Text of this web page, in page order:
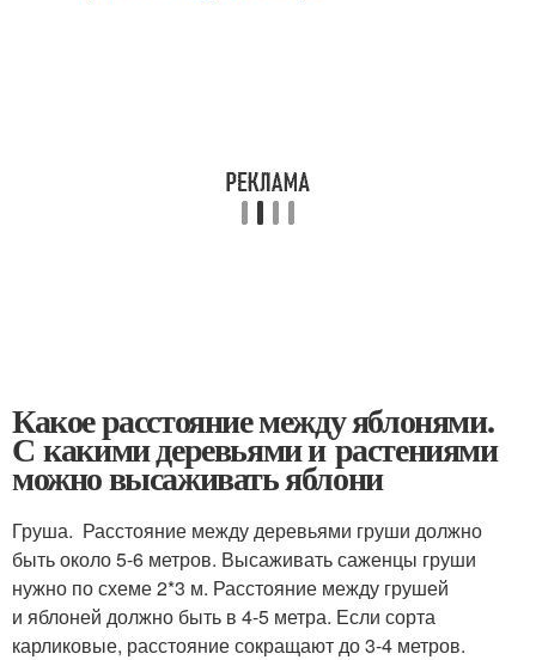
Какое расстояние между яблонями.
С какими деревьями и растениями
можно высаживать яблони
Груша. Расстояние между деревьями груши должно
быть около 5-6 метров. Высаживать саженцы груши
нужно по схеме 2*3 м. Расстояние между грушей
и яблоней должно быть в 4-5 метра. Если сорта
карликовые, расстояние сокращают до 3-4 метров.